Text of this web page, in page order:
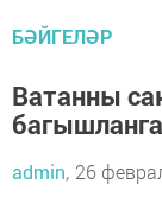
БӘЙГЕЛӘР
Ватанны
admin, 26